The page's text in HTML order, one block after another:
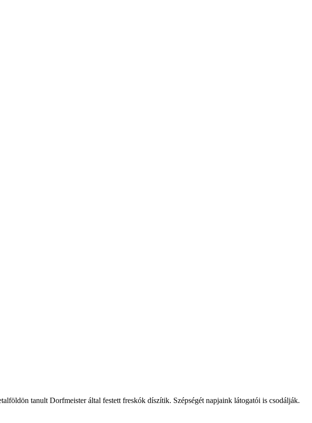
tanult Dorfmeister által festett freskók díszítik. Szépségét napjaink látogatói is csodálják.